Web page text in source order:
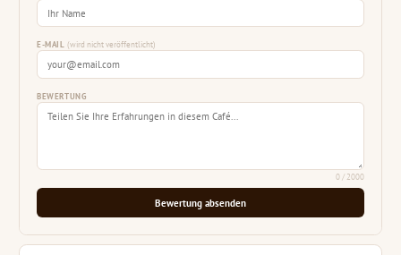
E-MAIL(wird nicht veröffentlicht)
BEWERTUNG
0/ 2000
Bewertung absenden